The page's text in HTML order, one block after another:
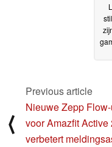
⟨
Previous article
Nieuwe Zepp
voor Amazfit Active
verbetert